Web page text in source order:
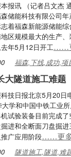
报讯 （记者吕文杰
储能科技有限公司
着福森新能源储能
区规模最大的生产、
年5月12日开工……
福森,下线,成功,项
大隧道施工难题
技日报北京5月20日
学和中国中铁工业
试验装备目前完成
进和全断面刀盘掘
广应用阶段……更
隧道施工,隧道,难